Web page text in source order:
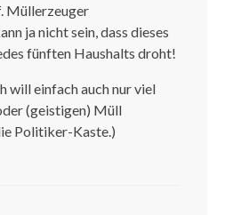
Müllerzeuger
ja nicht sein, dass dieses
fünften Haushalts droht!
will einfach auch nur viel
(geistigen) Müll
Politiker-Kaste.)